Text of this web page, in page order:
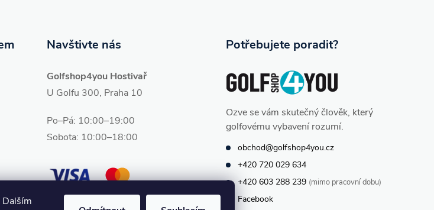
Navštivte nás
Golfshop4you Hostivař
U Golfu 300, Praha 10
Po–Pá: 10:00–19:00
Sobota: 10:00–18:00
Potřebujete poradit?
Ozve se vám skutečný člověk, který
golfovému vybavení rozumí.
obchod@golfshop4you.cz
+420 720 029 634
+420 603 288 239 (mimo pracovní dobu)
Facebook